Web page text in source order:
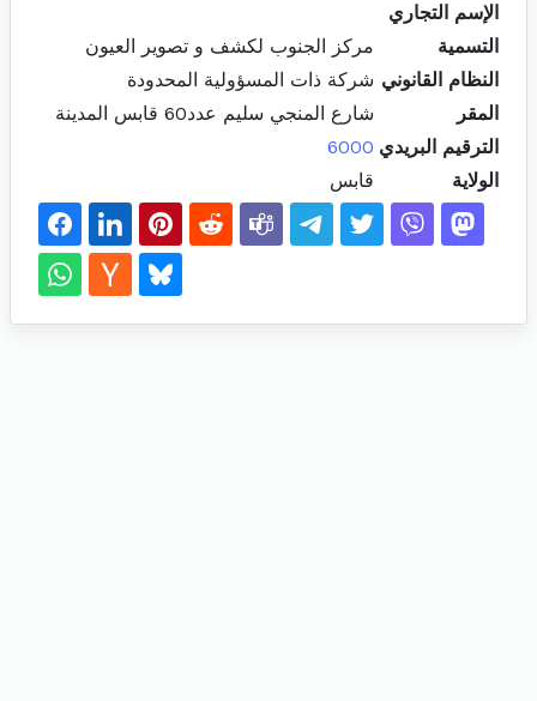
الإسم التجاري
التسمية
مركز الجنوب لكشف و تصوير العيون
النظام القانوني شركة ذات المسؤولية المحدودة
المقر
شارع المنجي سليم عدد60 قابس المدينة
الترقيم البريدي 6000
الولاية
قابس